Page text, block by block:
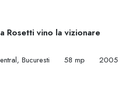
Rosetti vino la vizionare
Bucuresti 58 mp 2005